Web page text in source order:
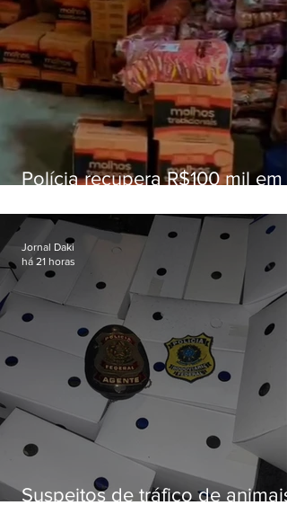
Polícia recupera R$100 mil em
Fluminense
Suspeitos de tráfico de animais
Jornal Daki
há 21 horas